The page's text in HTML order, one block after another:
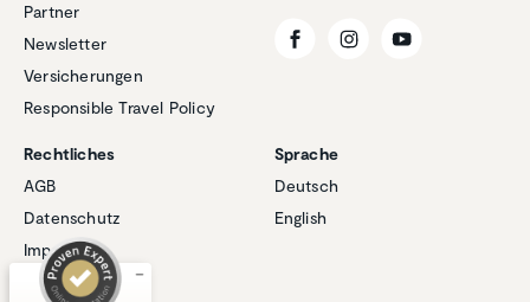
Partner
Newsletter
Versicherungen
Responsible Travel Policy
Rechtliches
AGB
Datenschutz
Impressum
Cookies
Sprache
Deutsch
English
Kundenbewertungen und Erfahrungen zu
Empfehlungen auf
SEHR GUT
4,94
/
5,00